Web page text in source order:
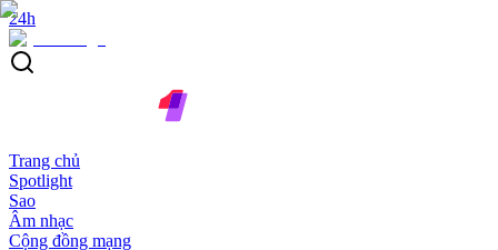
24h
Trang chủ
Spotlight
Sao
Âm nhạc
Cộng đồng mạng